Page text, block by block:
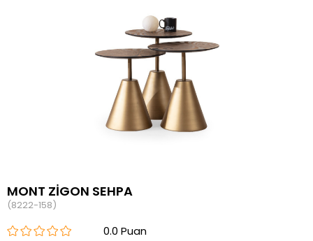
MONT ZİGON SEHPA
(8222-158)
0.0